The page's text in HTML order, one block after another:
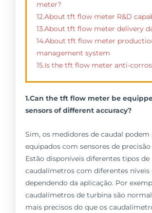
meter?
12.About tft flow meter R&D
13.About tft flow meter delivery
14.About tft flow meter
management system
15.Is the tft flow meter anti-
1.Can the tft flow meter be
sensors of different accuracy?
Sim, os medidores de caudal podem
equipados com sensores de
Estão disponíveis diferentes tipos de
caudalímetros com diferentes níveis
dependendo da aplicação. Por
caudalímetros de turbina são
mais precisos do que os